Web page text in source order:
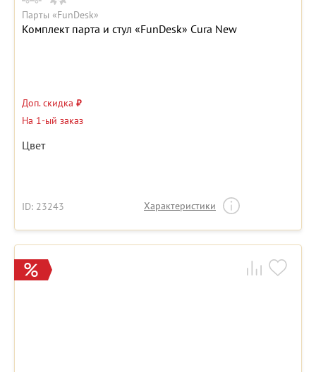
Парты «FunDesk»
Комплект парта и стул «FunDesk» Cura New
Доп. скидка ₽
На 1-ый заказ
Цвет
ID: 23243 Характеристики